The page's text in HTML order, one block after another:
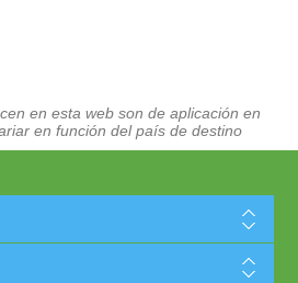
en esta web son de aplicación en
en función del país de destino